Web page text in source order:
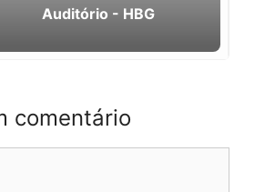
Auditório - HBG
comentário